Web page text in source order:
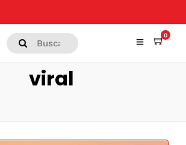
0
viral